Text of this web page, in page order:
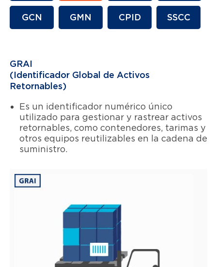
GCN GMN CPID SSCC
GRAI
(Identificador Global de Activos
Retornables)
Es un identificador numérico único
utilizado para gestionar y rastrear activos
retornables, como contenedores, tarimas y
otros equipos reutilizables en la cadena de
suministro.